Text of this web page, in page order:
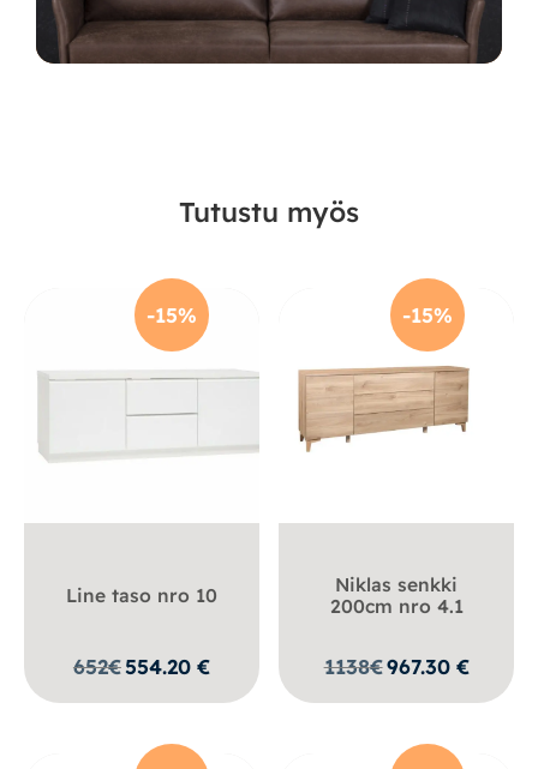
Tutustu myös
-15%
Line taso nro 10
652€554.20 €
-15%
Niklas senkki
200cm nro 4.1
1138€967.30 €